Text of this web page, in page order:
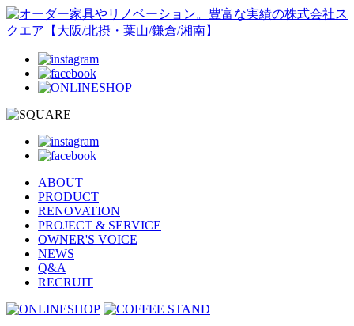
ABOUT
PRODUCT
RENOVATION
PROJECT & SERVICE
OWNER'S VOICE
NEWS
Q&A
RECRUIT